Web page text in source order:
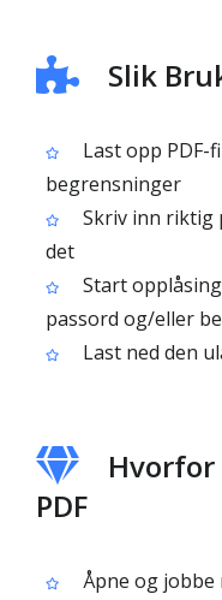
Slik
Last opp PDF-
begrensninger
Skriv inn riktig
det
Start
passord og/eller
Last ned den
Hvorfor
PDF
Åpne og jobbe